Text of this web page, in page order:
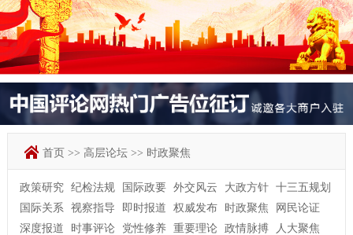
首页 >> 高层论坛 >> 时政聚焦
政策研究 纪检法规 国际政要 外交风云 大政方针
十三五规划
国际关系
视察指导 即时报道 权威发布 时政聚焦
网民论证
深度报道
时事评论 党性修养 重要理论 政情脉搏
人大聚焦